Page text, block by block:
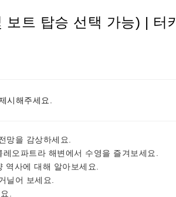
트 탑승 선택 가능) | 터키
시해주세요.
망을 감상하세요.
오파트라 해변에서 수영을 즐겨보세요.
사에 대해 알아보세요.
닐어 보세요.
.